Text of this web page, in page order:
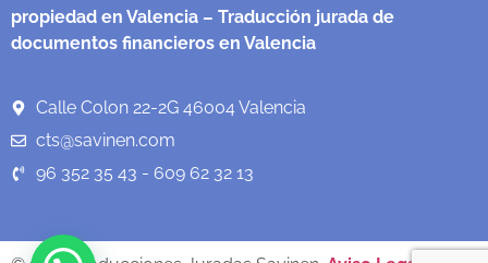
propiedad en Valencia – Traducción jurada de
documentos financieros en Valencia
Calle Colon 22-2G 46004 Valencia
cts@savinen.com
96 352 35 43 - 609 62 32 13